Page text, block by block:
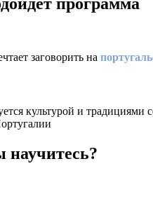
заговорить на
культурой и традициями